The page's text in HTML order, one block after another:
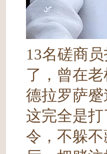
13名磋商
了，曾在
德拉罗萨
这完全是
令，不躲